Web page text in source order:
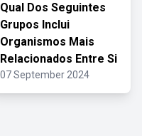
Qual Dos Seguintes
Grupos Inclui
Organismos Mais
Relacionados Entre Si
07 September 2024